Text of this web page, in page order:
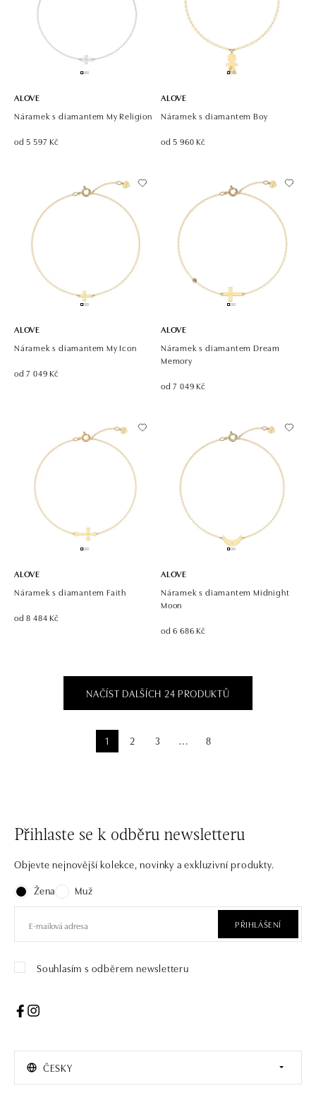
ALOVE
Náramek s diamantem My Religion
od 5 597 Kč
ALOVE
Náramek s diamantem Boy
od 5 960 Kč
ALOVE
Náramek s diamantem My Icon
od 7 049 Kč
ALOVE
Náramek s diamantem Dream
Memory
od 7 049 Kč
ALOVE
Náramek s diamantem Faith
od 8 484 Kč
ALOVE
Náramek s diamantem Midnight
Moon
od 6 686 Kč
NAČÍST DALŠÍCH 24 PRODUKTŮ
1 2 3 ⋯ 8
Přihlaste se k odběru newsletteru
Objevte nejnovější kolekce, novinky a exkluzivní produkty.
Žena
Muž
PŘIHLÁŠENÍ
Souhlasím s odběrem newsletteru
ČESKY